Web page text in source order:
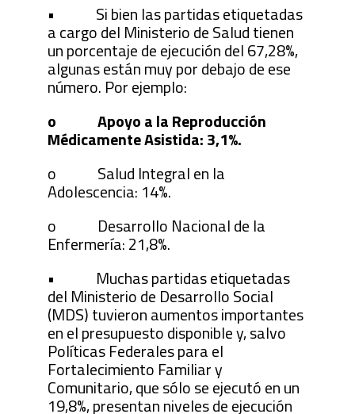
• Si bien las partidas etiquetadas
a cargo del Ministerio de Salud tienen
un porcentaje de ejecución del 67,28%,
algunas están muy por debajo de ese
número. Por ejemplo:
o Apoyo a la Reproducción
Médicamente Asistida: 3,1%.
o Salud Integral en la
Adolescencia: 14%.
o Desarrollo Nacional de la
Enfermería: 21,8%.
• Muchas partidas etiquetadas
del Ministerio de Desarrollo Social
(MDS) tuvieron aumentos importantes
en el presupuesto disponible y, salvo
Políticas Federales para el
Fortalecimiento Familiar y
Comunitario, que sólo se ejecutó en un
19,8%, presentan niveles de ejecución